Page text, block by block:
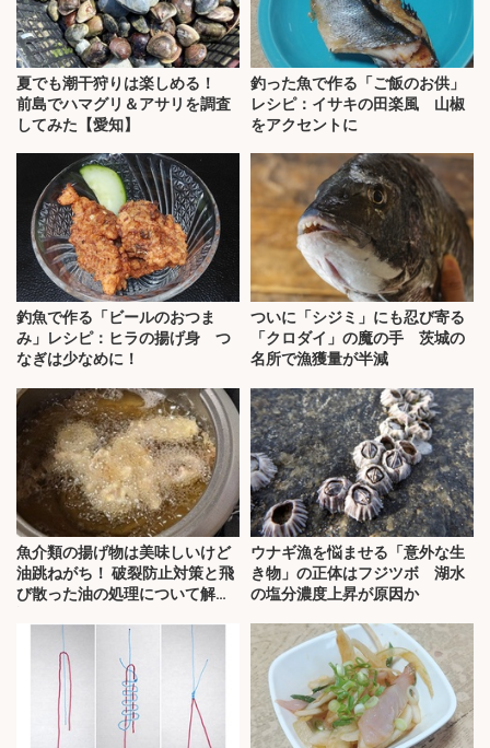
夏でも潮干狩りは楽しめる！
前島でハマグリ＆アサリを調査
してみた【愛知】
釣った魚で作る「ご飯のお供」
レシピ：イサキの田楽風 山椒
をアクセントに
釣魚で作る「ビールのおつま
み」レシピ：ヒラの揚げ身 つ
なぎは少なめに！
ついに「シジミ」にも忍び寄る
「クロダイ」の魔の手 茨城の
名所で漁獲量が半減
魚介類の揚げ物は美味しいけど
油跳ねがち！ 破裂防止対策と飛
び散った油の処理について解
ウナギ漁を悩ませる「意外な生
き物」の正体はフジツボ 湖水
の塩分濃度上昇が原因か